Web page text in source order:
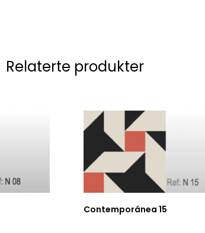
Relaterte produkter
Contemporánea 15